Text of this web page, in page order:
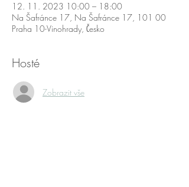
12. 11. 2023 10:00 – 18:00
Na Šafránce 17, Na Šafránce 17, 101 00
Praha 10-Vinohrady, Česko
Hosté
Zobrazit vše